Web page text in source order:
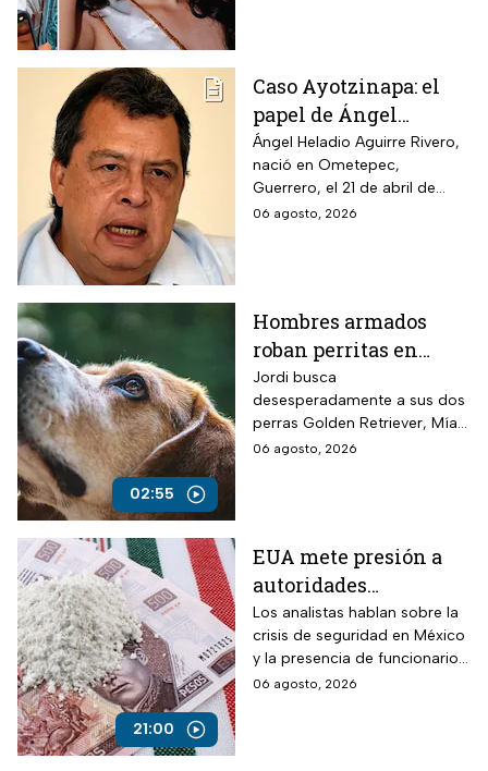
Caso Ayotzinapa: el
papel de Ángel
Aguirre en la
desaparición de los
normalistas en 2014
Ángel Heladio Aguirre Rivero,
nació en Ometepec,
Guerrero, el 21 de abril de
1956. Estudió la Licenciatura
06 agosto, 2026
02:55
Hombres armados
roban perritas en
Veracruz
Jordi busca
desesperadamente a sus dos
perras Golden Retriever, Mía y
Camila, de seis años, robadas
06 agosto, 2026
21:00
EUA mete presión a
autoridades
mexicanas para
combatir al
narcotráfico y detener
a funcionarios
Los analistas hablan sobre la
crisis de seguridad en México
y la presencia de funcionarios
corruptos en el narcotráfico
06 agosto, 2026